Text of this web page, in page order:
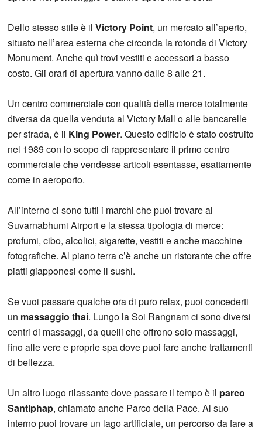
Dello stesso stile è ilVictory Point, un mercato all’aperto,
situato nell’area esterna che circonda la rotonda di Victory
Monument. Anche quì trovi vestiti e accessori a basso
costo. Gli orari di apertura vanno dalle 8 alle 21.
Un centro commerciale con qualità della merce totalmente
diversa da quella venduta al Victory Mall o alle bancarelle
per strada, è il King Power. Questo edificio è stato costruito
nel 1989 con lo scopo di rappresentare il primo centro
commerciale che vendesse articoli esentasse, esattamente
come in aeroporto.
All’interno ci sono tutti i marchi che puoi trovare al
Suvarnabhumi Airport e la stessa tipologia di merce:
profumi, cibo, alcolici, sigarette, vestiti e anche macchine
fotografiche. Al piano terra c’è anche un ristorante che offre
piatti giapponesi come il sushi.
Se vuoi passare qualche ora di puro relax, puoi concederti
un massaggio thai. Lungo la Soi Rangnam ci sono diversi
centri di massaggi, da quelli che offrono solo massaggi,
fino alle vere e proprie spa dove puoi fare anche trattamenti
di bellezza.
Un altro luogo rilassante dove passare il tempo è il parco
Santiphap, chiamato anche Parco della Pace. Al suo
interno puoi trovare un lago artificiale, un percorso da fare a